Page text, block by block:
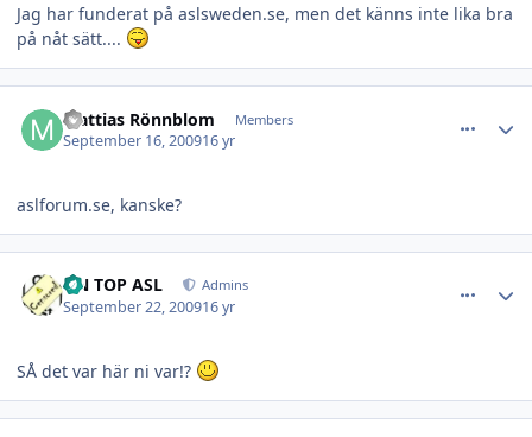
Jag har funderat på aslsweden.se, men det känns inte lika bra
på nåt sätt....
Mattias Rönnblom Members
September 16, 200916 yr
aslforum.se, kanske?
ON TOP ASL Admins
September 22, 200916 yr
SÅ det var här ni var!?